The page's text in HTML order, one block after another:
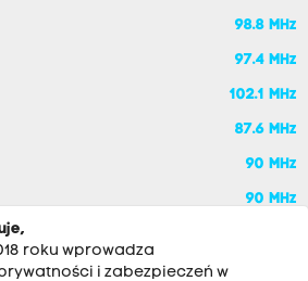
98.8 MHz
97.4 MHz
102.1 MHz
87.6 MHz
90 MHz
90 MHz
roku wprowadza
i zabezpieczeń w